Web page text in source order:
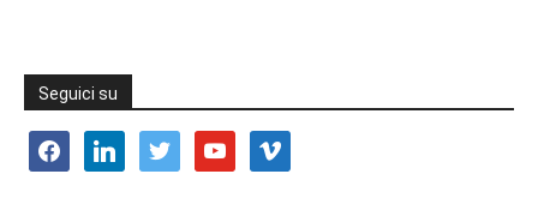
Seguici su
facebooklinkedin twitter youtube vimeo